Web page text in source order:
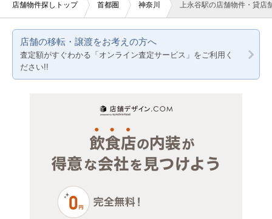
サロン（マッサージ・エステ・ネイルなど）
医療・歯科・クリニック
ジム・教室・スタジオ
その他サービス・その他
神奈川
千葉
店舗物件探しトップ 首都圏 神奈川 上永谷駅の店舗物件・貸店
店舗の移転・譲渡をお考えの方へ
査定額がすぐわかる「オンライン査定サービス」をご利用く
ださい!!